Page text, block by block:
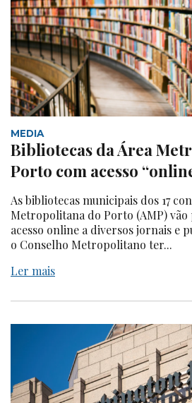
MEDIA
Bibliotecas da Área
Porto com acesso
As bibliotecas municipais dos 17
Metropolitana do Porto (AMP) vão
acesso online a diversos jornais e
o Conselho Metropolitano ter...
Ler mais